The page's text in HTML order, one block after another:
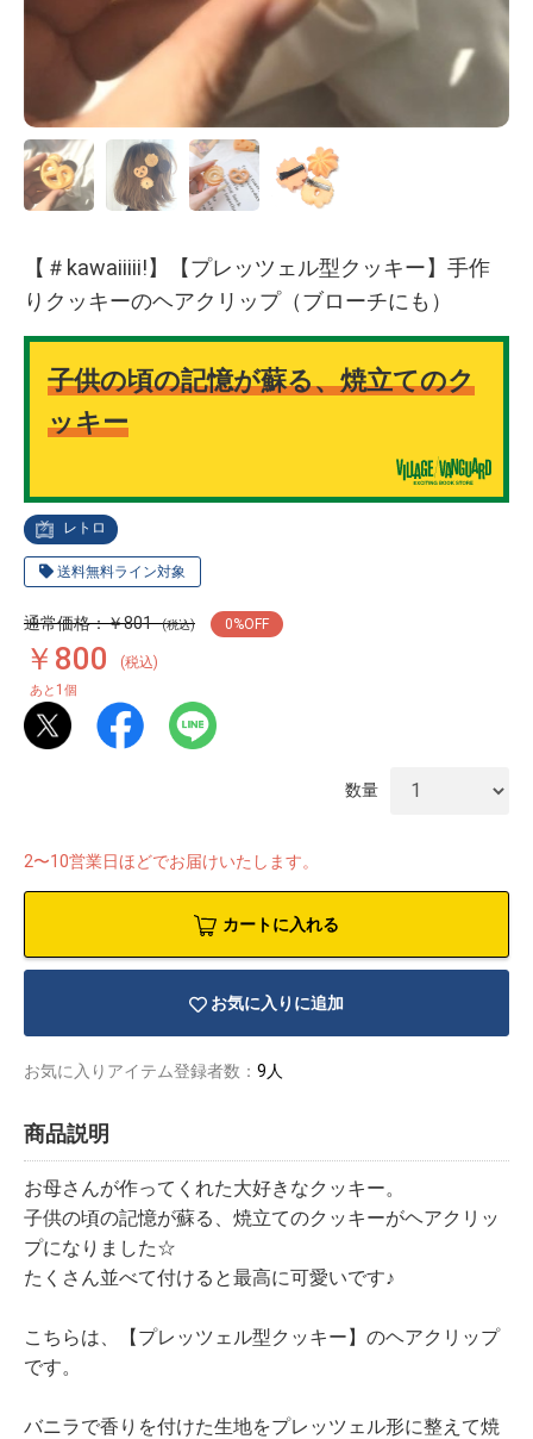
レトロ
送料無料ライン対象
【＃kawaiiiii!】【プレッツェル型クッキー】手作
りクッキーのヘアクリップ（ブローチにも）
子供の頃の記憶が蘇る、焼立てのク
ッキー
通常価格：￥801 (税込) 0%OFF
￥800 (税込)
あと 1 個
数量
2〜10営業日ほどでお届けいたします。
カートに入れる
お気に入りに追加
お気に入りアイテム登録者数： 9人
商品説明
お母さんが作ってくれた大好きなクッキー。
子供の頃の記憶が蘇る、焼立てのクッキーがヘアクリッ
プになりました☆
たくさん並べて付けると最高に可愛いです♪
こちらは、【プレッツェル型クッキー】のヘアクリップ
です。
バニラで香りを付けた生地をプレッツェル形に整えて焼
ッズ